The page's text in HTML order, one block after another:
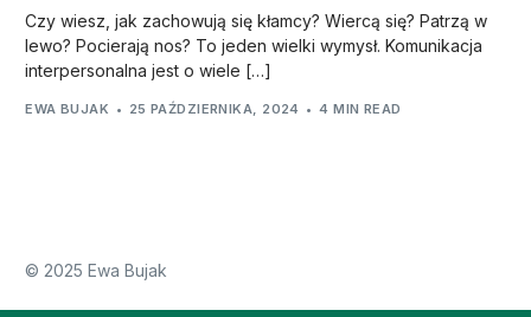
Czy wiesz, jak zachowują się kłamcy? Wiercą się? Patrzą w
lewo? Pocierają nos? To jeden wielki wymysł. Komunikacja
interpersonalna jest o wiele […]
EWA BUJAK 25 PAŹDZIERNIKA, 2024 4 MIN READ
© 2025 Ewa Bujak